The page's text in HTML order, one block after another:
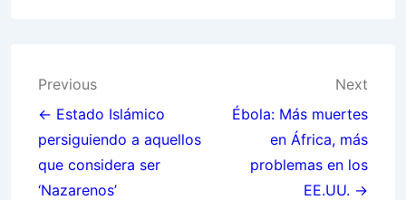
Post
navigation
Previous
← Estado Islámico
persiguiendo a aquellos
que considera ser
‘Nazarenos’
Next
Ébola: Más muertes
en África, más
problemas en los
EE.UU. →